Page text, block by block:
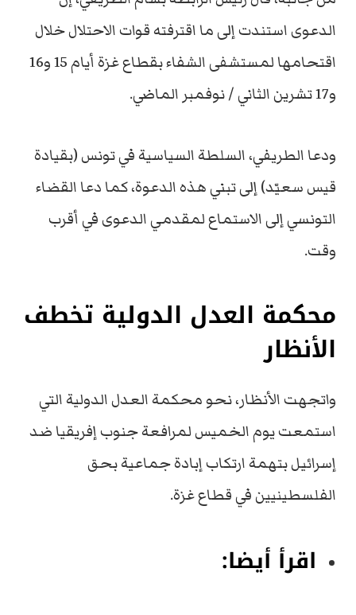
الدعوى استندت إلى ما اقترفته قوات الاحتلال خلال
اقتحامها لمستشفى الشفاء بقطاع غزة أيام 15 و16
و17 تشرين الثاني / نوفمبر الماضي.
ودعا الطريفي، السلطة السياسية في تونس (بقيادة
قيس سعيّد) إلى تبني هذه الدعوة، كما دعا القضاء
التونسي إلى الاستماع لمقدمي الدعوى في أقرب
وقت.
محكمة العدل الدولية تخطف
الأنظار
واتجهت الأنظار، نحو محكمة العدل الدولية التي
استمعت يوم الخميس لمرافعة جنوب إفريقيا ضد
إسرائيل بتهمة ارتكاب إبادة جماعية بحق
الفلسطينيين في قطاع غزة.
اقرأ أيضا: